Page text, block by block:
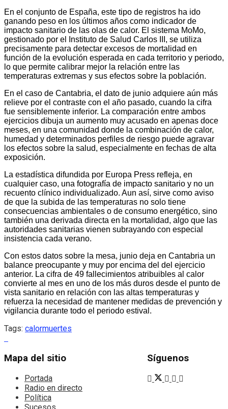
En el conjunto de España, este tipo de registros ha ido
ganando peso en los últimos años como indicador de
impacto sanitario de las olas de calor. El sistema MoMo,
gestionado por el Instituto de Salud Carlos III, se utiliza
precisamente para detectar excesos de mortalidad en
función de la evolución esperada en cada territorio y periodo,
lo que permite calibrar mejor la relación entre las
temperaturas extremas y sus efectos sobre la población.
En el caso de Cantabria, el dato de junio adquiere aún más
relieve por el contraste con el año pasado, cuando la cifra
fue sensiblemente inferior. La comparación entre ambos
ejercicios dibuja un aumento muy acusado en apenas doce
meses, en una comunidad donde la combinación de calor,
humedad y determinados perfiles de riesgo puede agravar
los efectos sobre la salud, especialmente en fechas de alta
exposición.
La estadística difundida por Europa Press refleja, en
cualquier caso, una fotografía de impacto sanitario y no un
recuento clínico individualizado. Aun así, sirve como aviso
de que la subida de las temperaturas no solo tiene
consecuencias ambientales o de consumo energético, sino
también una derivada directa en la mortalidad, algo que las
autoridades sanitarias vienen subrayando con especial
insistencia cada verano.
Con estos datos sobre la mesa, junio deja en Cantabria un
balance preocupante y muy por encima del del ejercicio
anterior. La cifra de 49 fallecimientos atribuibles al calor
convierte al mes en uno de los más duros desde el punto de
vista sanitario en relación con las altas temperaturas y
refuerza la necesidad de mantener medidas de prevención y
vigilancia durante todo el periodo estival.
Tags: calormuertes
Mapa del sitio
Portada
Radio en directo
Política
Síguenos